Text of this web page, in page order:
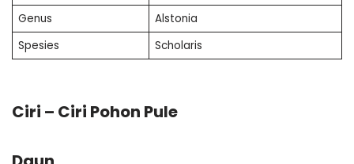
Genus
Alstonia
Spesies
Scholaris
Ciri – Ciri Pohon Pule